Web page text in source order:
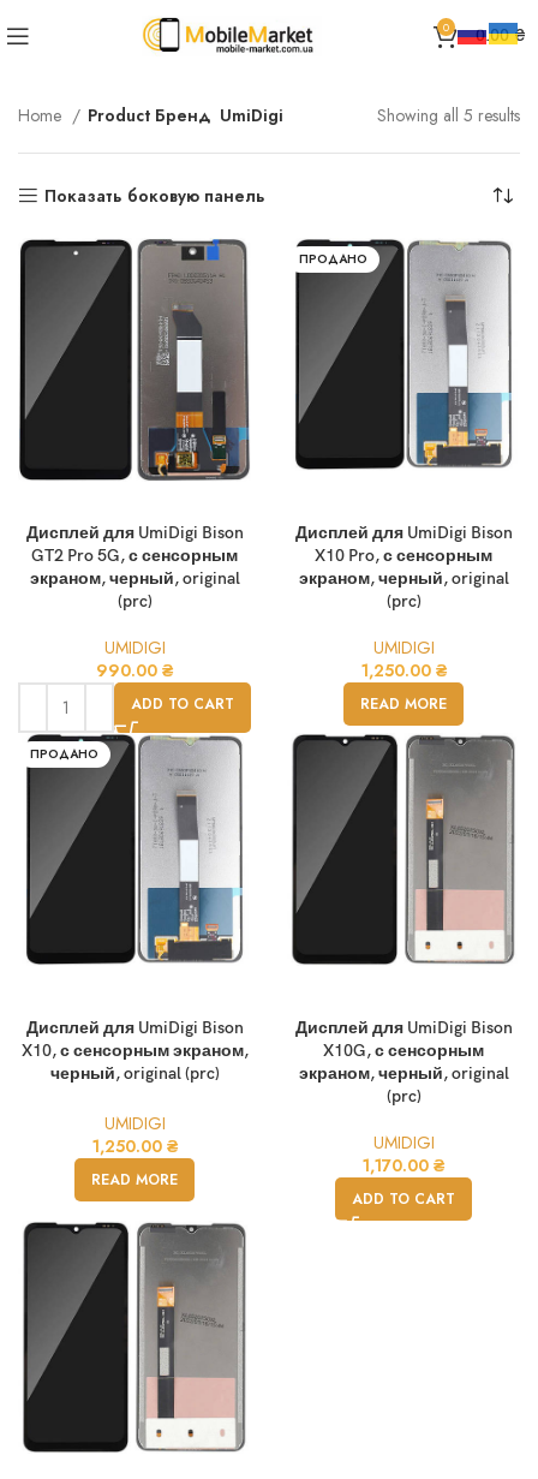
0 0.00₴
Home Product Бренд UmiDigi Showing all 5 results
Показать боковую панель
Дисплей для UmiDigi Bison
GT2 Pro 5G, с сенсорным
экраном, черный, original
(prc)
UMIDIGI
990.00 ₴
ADD TO CART
ПРОДАНО
Дисплей для UmiDigi Bison
X10 Pro, с сенсорным
экраном, черный, original
(prc)
UMIDIGI
1,250.00 ₴
READ MORE
ПРОДАНО
Дисплей для UmiDigi Bison
X10, с сенсорным экраном,
черный, original (prc)
UMIDIGI
1,250.00 ₴
READ MORE
Дисплей для UmiDigi Bison
X10G, с сенсорным
экраном, черный, original
(prc)
UMIDIGI
1,170.00 ₴
ADD TO CART